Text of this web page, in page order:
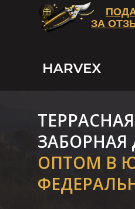
ЗА
ЗАБОРНАЯ
ОПТОМ В